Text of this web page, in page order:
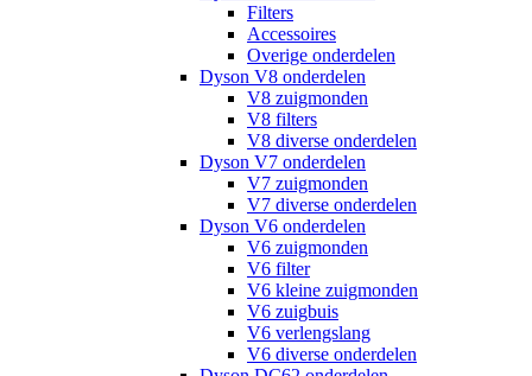
Filters
Accessoires
Overige onderdelen
Dyson V8 onderdelen
V8 zuigmonden
V8 filters
V8 diverse onderdelen
Dyson V7 onderdelen
V7 zuigmonden
V7 diverse onderdelen
Dyson V6 onderdelen
V6 zuigmonden
V6 filter
V6 kleine zuigmonden
V6 zuigbuis
V6 verlengslang
V6 diverse onderdelen